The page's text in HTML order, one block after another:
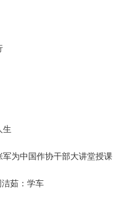
生
为中国作协干部大讲堂授课
洁茹：学车